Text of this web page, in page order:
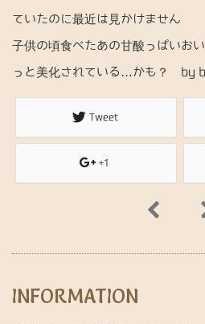
ていたのに最近は見かけません
子供の頃食べたあの甘酸っぱいお
っと美化されている…かも？ by
Tweet
+1
INFORMATION